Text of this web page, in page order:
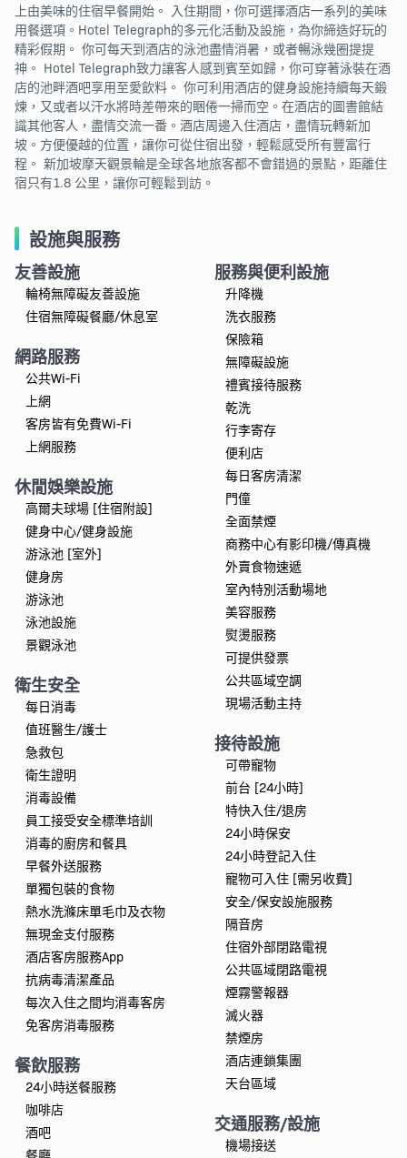
上由美味的住宿早餐開始。 入住期間，你可選擇酒店一系列的美味
用餐選項。Hotel Telegraph的多元化活動及設施，為你締造好玩的
精彩假期。 你可每天到酒店的泳池盡情消暑，或者暢泳幾圈提提
神。 Hotel Telegraph致力讓客人感到賓至如歸，你可穿著泳裝在酒
店的池畔酒吧享用至愛飲料。 你可利用酒店的健身設施持續每天鍛
煉，又或者以汗水將時差帶來的睏倦一掃而空。在酒店的圖書館結
識其他客人，盡情交流一番。酒店周邊入住酒店，盡情玩轉新加
坡。方便優越的位置，讓你可從住宿出發，輕鬆感受所有豐富行
程。 新加坡摩天觀景輪是全球各地旅客都不會錯過的景點，距離住
宿只有1.8 公里，讓你可輕鬆到訪。
設施與服務
友善設施
輪椅無障礙友善設施
住宿無障礙餐廳/休息室
網路服務
公共Wi-Fi
上網
客房皆有免費Wi-Fi
上網服務
休閒娛樂設施
高爾夫球場 [住宿附設]
健身中心/健身設施
游泳池 [室外]
健身房
游泳池
泳池設施
景觀泳池
衛生安全
每日消毒
值班醫生/護士
急救包
衛生證明
消毒設備
員工接受安全標準培訓
消毒的廚房和餐具
早餐外送服務
單獨包裝的食物
熱水洗滌床單毛巾及衣物
無現金支付服務
酒店客房服務App
抗病毒清潔產品
每次入住之間均消毒客房
免客房消毒服務
餐飲服務
24小時送餐服務
咖啡店
酒吧
服務與便利設施
升降機
洗衣服務
保險箱
無障礙設施
禮賓接待服務
乾洗
行李寄存
便利店
每日客房清潔
門僮
全面禁煙
商務中心有影印機/傳真機
外賣食物速遞
室內特別活動場地
美容服務
熨燙服務
可提供發票
公共區域空調
現場活動主持
接待設施
可帶寵物
前台 [24小時]
特快入住/退房
24小時保安
24小時登記入住
寵物可入住 [需另收費]
安全/保安設施服務
隔音房
住宿外部閉路電視
公共區域閉路電視
煙霧警報器
滅火器
禁煙房
酒店連鎖集團
天台區域
交通服務/設施
機場接送